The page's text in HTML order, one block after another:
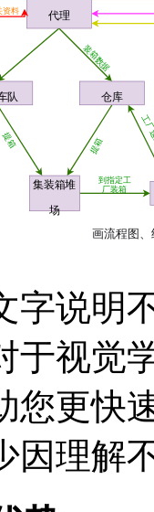
字说明
于视觉
您更快
因理解